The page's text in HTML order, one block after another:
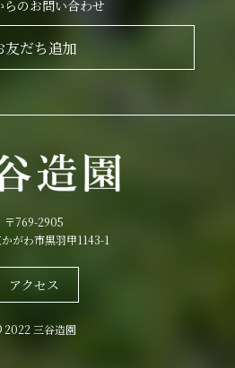
のお問い合わせ
友だち追加
〒769-2905
がわ市黒羽甲1143-1
アクセス
三谷造園